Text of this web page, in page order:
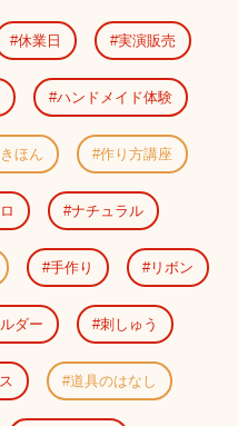
休業日 実演販売
ハンドメイド体験
ほん 作り方講座
ナチュラル
手作り リボン
ダー 刺しゅう
道具のはなし